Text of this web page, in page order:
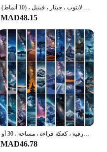
لفة ملصقات للأطفال ، ملصق كرتون لطيف ، كواكب فضائية ، مكافأة ، شارات ، حقائب ، حقائب ، لابتوب ، جيتار ، فينيل ، (10 أنماط)
MAD48.15
علامة مرجعية لوضع العلامات على النجوم ، بطاقة رسائل الطالب ، أدوات مكتبية لإشارات الكتب ، بطاقة ورقية ، كعكة قراءة ، مساحة ، 30 أو
MAD46.78